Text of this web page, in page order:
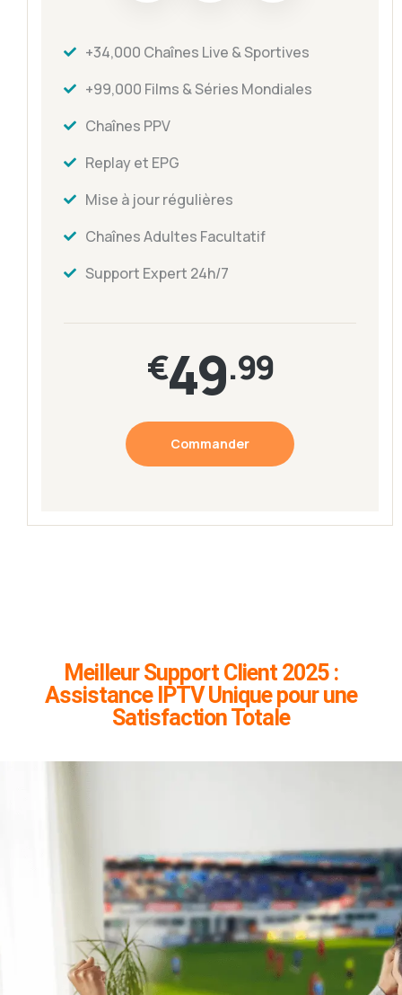
+34,000 Chaînes Live & Sportives
+99,000 Films & Séries Mondiales
Chaînes PPV
Replay et EPG
Mise à jour régulières
Chaînes Adultes Facultatif
Support Expert 24h/7
€49.99
Commander
Meilleur Support Client 2025 :
Assistance IPTV Unique pour une
Satisfaction Totale